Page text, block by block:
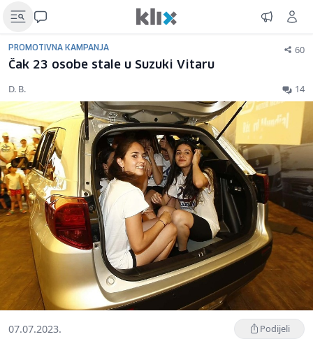
PROMOTIVNA KAMPANJA 60
Čak 23 osobe stale u Suzuki Vitaru
D. B. 14
07.07.2023. Podijeli